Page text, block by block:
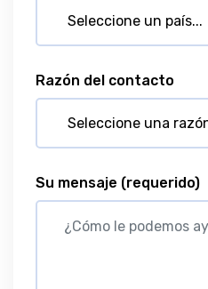
Razón del contacto
Su mensaje (requerido)